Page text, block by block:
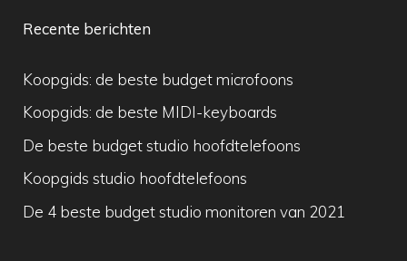
Recente berichten
Koopgids: de beste budget microfoons
Koopgids: de beste MIDI-keyboards
De beste budget studio hoofdtelefoons
Koopgids studio hoofdtelefoons
De 4 beste budget studio monitoren van 2021